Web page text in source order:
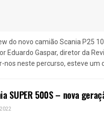
do novo camião Scania P25
Eduardo Gaspar, diretor da
nos neste percurso, esteve um
SUPER 500S – nova